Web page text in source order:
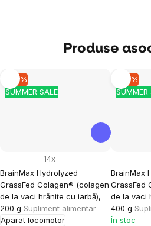
Produse
SUMMER SALE
–10 %
BrainMax Hydrolyzed
GrassFed Colagen® (colagen
de la vaci hrănite cu iarbă),
200 g Supliment alimentar
Aparat locomotor
14x
SUMMER
–10 %
BrainMax
GrassFed
de la vaci
400 g
În stoc